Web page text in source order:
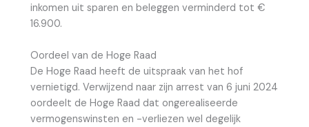
inkomen uit sparen en beleggen verminderd tot €
16.900.
Oordeel van de Hoge Raad
De Hoge Raad heeft de uitspraak van het hof
vernietigd. Verwijzend naar zijn arrest van 6 juni 2024
oordeelt de Hoge Raad dat ongerealiseerde
vermogenswinsten en -verliezen wel degelijk